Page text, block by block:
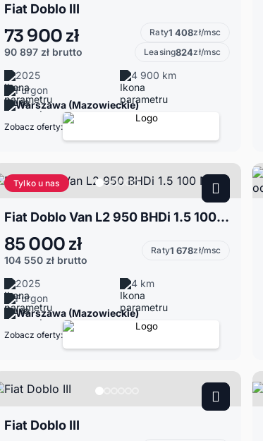
Fiat Doblo III
73 900 zł
90 897 zł brutto
Raty1 408zł/msc
Leasing824zł/msc
2025
4 900 km
Furgon
Warszawa (Mazowieckie)
Zobacz oferty:
Tylko u nas
Fiat Doblo Van L2 950 BHDi 1.5 100 MT6
85 000 zł
104 550 zł brutto
Raty1 678zł/msc
2025
4 km
Furgon
Warszawa (Mazowieckie)
Zobacz oferty:
Fiat Doblo III